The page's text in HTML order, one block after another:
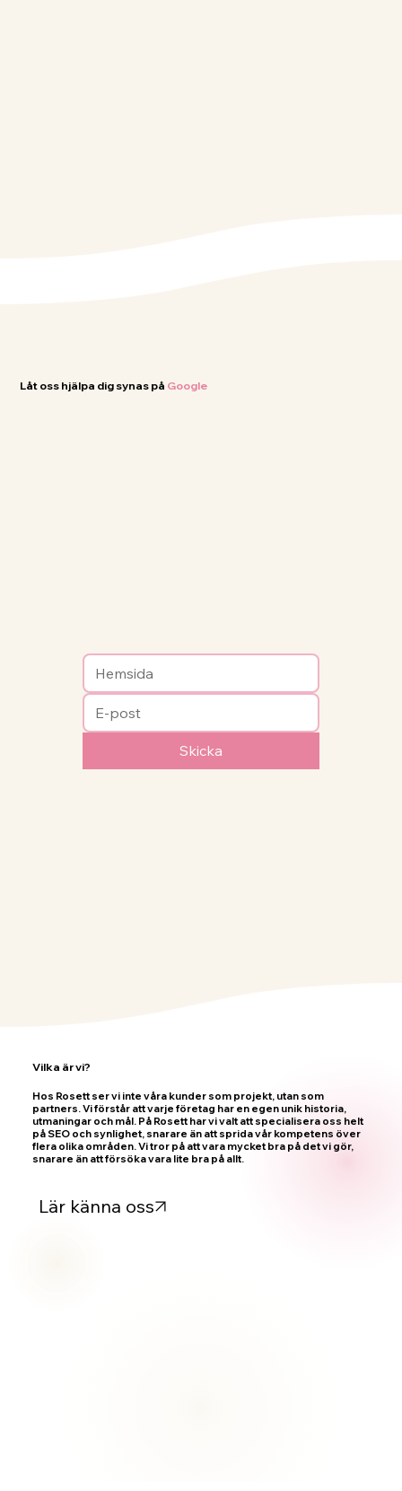
Låt oss hjälpa dig synas på Google
Skicka
Vilka är vi?
Hos Rosett ser vi inte våra kunder som projekt, utan som
partners. Vi förstår att varje företag har en egen unik historia,
utmaningar och mål. På Rosett har vi valt att specialisera oss helt
på SEO och synlighet, snarare än att sprida vår kompetens över
flera olika områden. Vi tror på att vara mycket bra på det vi gör,
snarare än att försöka vara lite bra på allt.
Lär känna oss